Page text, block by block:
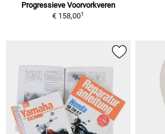
Progressieve Voorvorkveren
€ 158,001